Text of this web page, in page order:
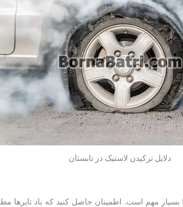
دلایل ترکیدن لاستیک در تابستان
بسیار مهم است. اطمینان حاصل کنید که باد